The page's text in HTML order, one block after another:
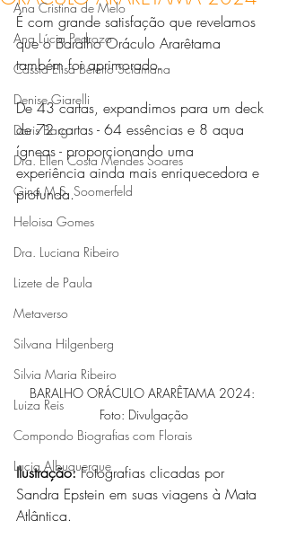
Ana Cristina de Melo
Ana Lúcia Pedrozo
Cássia Elisa Betetto Sciamana
Denise Giarelli
Doris Barg
Dra. Ellen Costa Mendes Soares
Gina M.S. Soomerfeld
Heloisa Gomes
Dra. Luciana Ribeiro
Lizete de Paula
Metaverso
Silvana Hilgenberg
Silvia Maria Ribeiro
Luiza Reis
Compondo Biografias com Florais
Lucia Albuquerque
É com grande satisfação que revelamos
que o Baralho Oráculo Ararêtama
também foi aprimorado.
De 43 cartas, expandimos para um deck
de 72 cartas - 64 essências e 8 aqua
ígneas - proporcionando uma
experiência ainda mais enriquecedora e
profunda.
BARALHO ORÁCULO ARARÊTAMA 2024:
Foto: Divulgação
Ilustração: Fotografias clicadas por
Sandra Epstein em suas viagens à Mata
Atlântica.